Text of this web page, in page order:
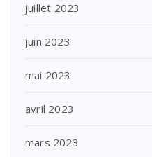
juillet 2023
juin 2023
mai 2023
avril 2023
mars 2023